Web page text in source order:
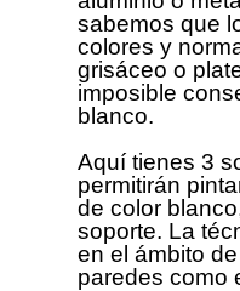
sabemos que
colores y
grisáceo o
imposible
blanco.
Aquí tienes 3
permitirán
de color
soporte. La
en el ámbito
paredes como